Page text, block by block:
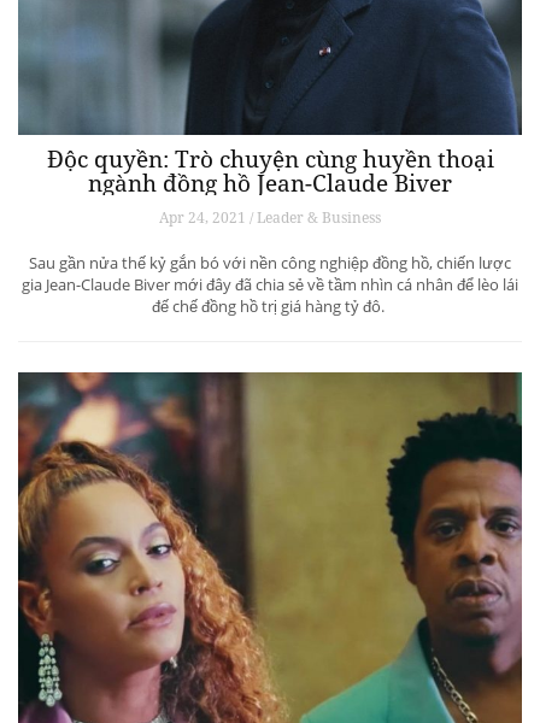
Độc quyền: Trò chuyện cùng huyền thoại
ngành đồng hồ Jean-Claude Biver
Apr 24, 2021 / Leader & Business
Sau gần nửa thế kỷ gắn bó với nền công nghiệp đồng hồ, chiến lược
gia Jean-Claude Biver mới đây đã chia sẻ về tầm nhìn cá nhân để lèo lái
đế chế đồng hồ trị giá hàng tỷ đô.